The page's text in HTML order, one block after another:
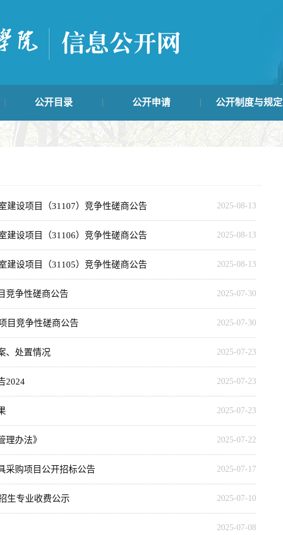
公开目录 公开申请 公开制度与规定
最新公开信息
2025-08-13
建设项目（31107）竞争性磋商公告
2025-08-13
建设项目（31106）竞争性磋商公告
2025-08-13
建设项目（31105）竞争性磋商公告
2025-07-30
竞争性磋商公告
2025-07-30
目竞争性磋商公告
2025-07-23
、处置情况
2025-07-23
2024
2025-07-23
2025-07-22
理办法》
2025-07-17
采购项目公开招标公告
2025-07-10
生专业收费公示
2025-07-08